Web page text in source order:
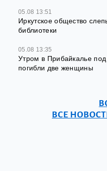
05.08 13:51
Иркутское общество
библиотеки
05.08 13:35
Утром в Прибайкалье
погибли две женщины
ВСЕ